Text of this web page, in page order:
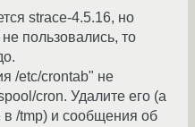
strace-4.5.16, но
пользовались, то
/etc/crontab" не
cron. Удалите его (а
/tmp) и сообщения об